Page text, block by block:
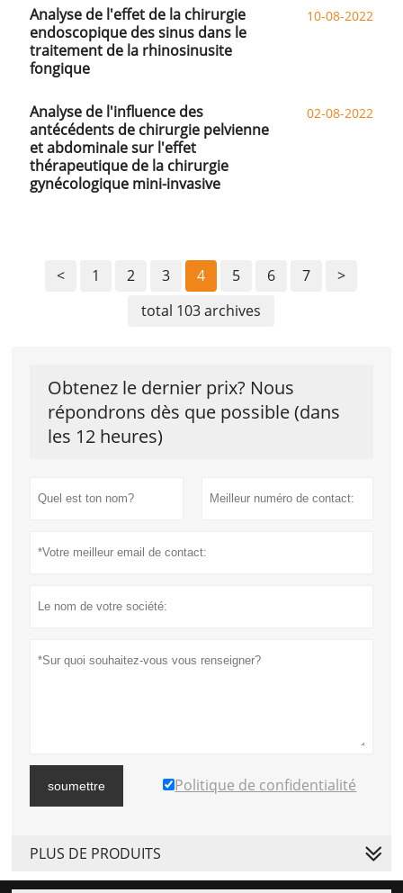
10-08-2022
Analyse de l'effet de la chirurgie
endoscopique des sinus dans le
traitement de la rhinosinusite
fongique
02-08-2022
Analyse de l'influence des
antécédents de chirurgie pelvienne
et abdominale sur l'effet
thérapeutique de la chirurgie
gynécologique mini-invasive
< 1 2 3 4 5 6 7
>
total 103 archives
Obtenez le dernier prix? Nous
répondrons dès que possible (dans
les 12 heures)
soumettre Politique de confidentialité
PLUS DE PRODUITS